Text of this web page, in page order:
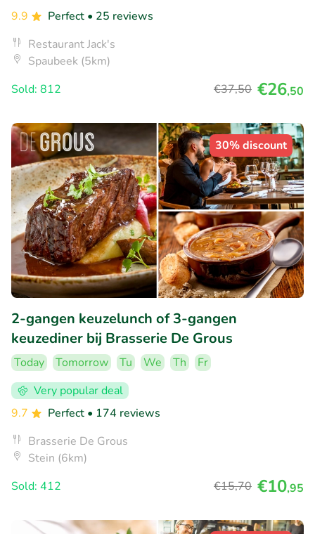
9.9 Perfect • 25 reviews
Restaurant Jack's
Spaubeek (5km)
Sold: 812
€37,50 €26,50
30% discount
2-gangen keuzelunch of 3-gangen
keuzediner bij Brasserie De Grous
Today Tomorrow Tu We Th
Fr
Very popular deal
9.7
Perfect • 174 reviews
Brasserie De Grous
Stein (6km)
Sold: 412
€15,70 €10,95